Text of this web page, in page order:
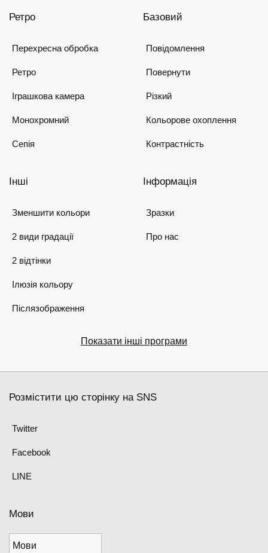
Ретро
Перехресна обробка
Ретро
Іграшкова камера
Монохромний
Сепія
Базовий
Повідомлення
Повернути
Різкий
Кольорове охоплення
Контрастність
Інші
Зменшити кольори
2 види градації
2 відтінки
Ілюзія кольору
Післязображення
Інформація
Зразки
Про нас
Показати інші програми
Розмістити цю сторінку на SNS
Twitter
Facebook
LINE
Мови